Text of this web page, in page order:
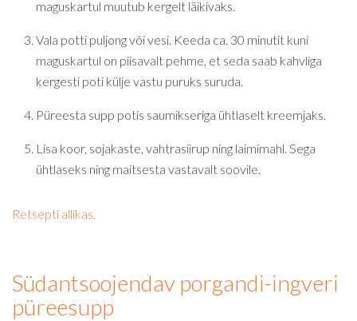
maguskartul muutub kergelt läikivaks.
Vala potti puljong või vesi. Keeda ca. 30 minutit kuni
maguskartul on piisavalt pehme, et seda saab kahvliga
kergesti poti külje vastu puruks suruda.
Püreesta supp potis saumikseriga ühtlaselt kreemjaks.
Lisa koor, sojakaste, vahtrasiirup ning laimimahl. Sega
ühtlaseks ning maitsesta vastavalt soovile.
Retsepti allikas.
Südantsoojendav porgandi-ingveri
püreesupp